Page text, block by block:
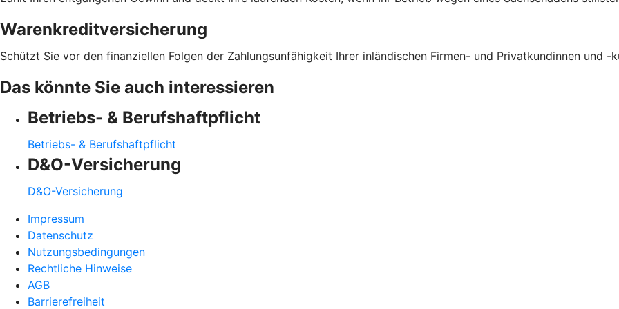
Warenkreditversicherung
Schützt Sie vor den finanziellen Folgen der Zahlungsunfähigkeit Ihrer inländischen Firmen- und Privatkundinnen und -
Das könnte Sie auch interessieren
Betriebs- & Berufshaftpflicht
Betriebs- & Berufshaftpflicht
D&O-Versicherung
D&O-Versicherung
Impressum
Datenschutz
Nutzungsbedingungen
Rechtliche Hinweise
AGB
Barrierefreiheit